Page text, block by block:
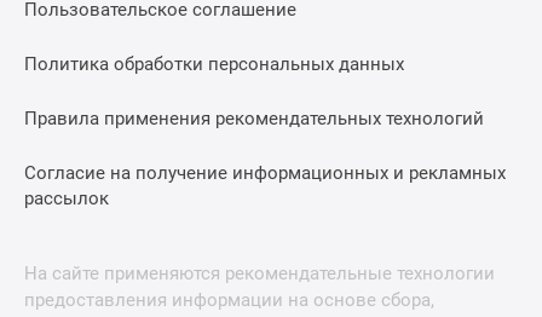
Пользовательское соглашение
Политика обработки персональных данных
Правила применения рекомендательных технологий
Согласие на получение информационных и рекламных
рассылок
На сайте применяются рекомендательные технологии
предоставления информации на основе сбора,